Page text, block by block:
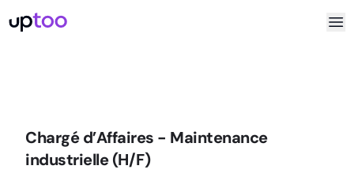
Chargé d’Affaires - Maintenance
industrielle (H/F)